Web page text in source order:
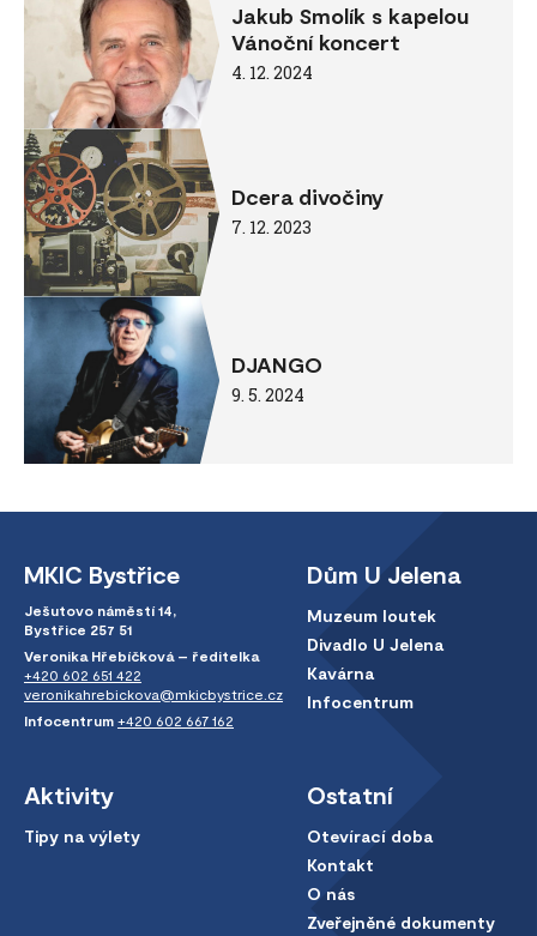
Jakub Smolík s kapelou
Vánoční koncert
4. 12. 2024
Dcera divočiny
7. 12. 2023
DJANGO
9. 5. 2024
MKIC Bystřice
Ješutovo náměstí 14,
Bystřice 257 51
Veronika Hřebíčková – ředitelka
+420 602 651 422
veronikahrebickova@mkicbystrice.cz
Infocentrum +420 602 667 162
Dům U Jelena
Muzeum loutek
Divadlo U Jelena
Kavárna
Infocentrum
Aktivity
Tipy na výlety
Ostatní
Otevírací doba
Kontakt
O nás
Zveřejněné dokumenty